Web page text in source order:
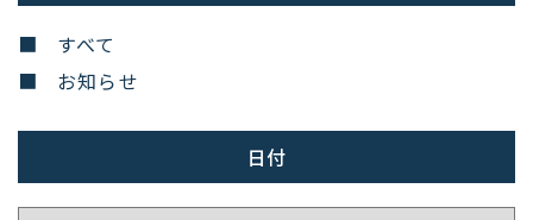
すべて
お知らせ
日付